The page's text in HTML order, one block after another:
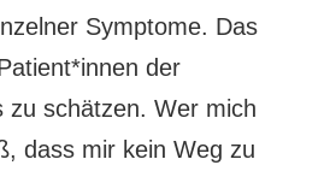
Symptome. Das
der
zu schätzen. Wer mich
dass mir kein Weg zu